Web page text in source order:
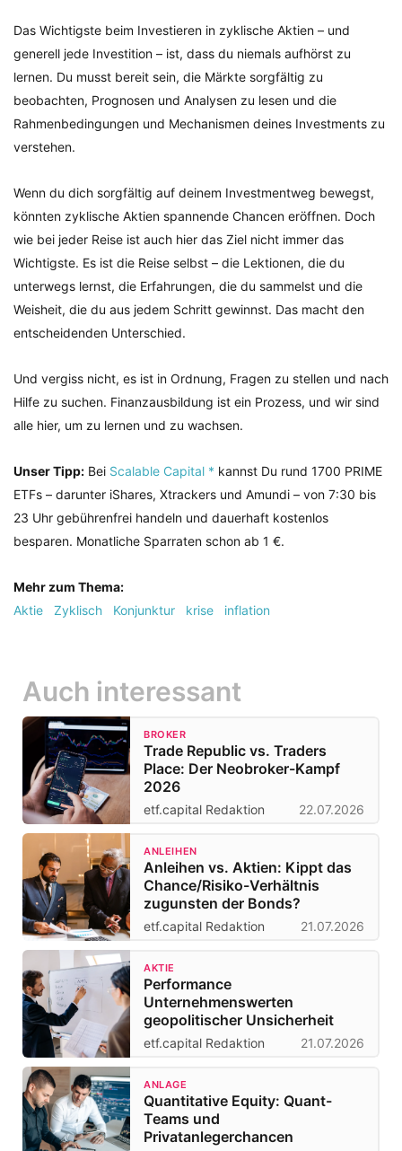
Das Wichtigste beim Investieren in zyklische Aktien – und
generell jede Investition – ist, dass du niemals aufhörst zu
lernen. Du musst bereit sein, die Märkte sorgfältig zu
beobachten, Prognosen und Analysen zu lesen und die
Rahmenbedingungen und Mechanismen deines Investments zu
verstehen.
Wenn du dich sorgfältig auf deinem Investmentweg bewegst,
könnten zyklische Aktien spannende Chancen eröffnen. Doch
wie bei jeder Reise ist auch hier das Ziel nicht immer das
Wichtigste. Es ist die Reise selbst – die Lektionen, die du
unterwegs lernst, die Erfahrungen, die du sammelst und die
Weisheit, die du aus jedem Schritt gewinnst. Das macht den
entscheidenden Unterschied.
Und vergiss nicht, es ist in Ordnung, Fragen zu stellen und nach
Hilfe zu suchen. Finanzausbildung ist ein Prozess, und wir sind
alle hier, um zu lernen und zu wachsen.
Unser Tipp: Bei Scalable Capital * kannst Du rund 1700 PRIME
ETFs – darunter iShares, Xtrackers und Amundi – von 7:30 bis
23 Uhr gebührenfrei handeln und dauerhaft kostenlos
besparen. Monatliche Sparraten schon ab 1 €.
Mehr zum Thema:
Aktie
Zyklisch Konjunktur krise inflation
Auch interessant
BROKER
Trade Republic vs. Traders
Place: Der Neobroker-Kampf
2026
etf.capital Redaktion 22.07.2026
ANLEIHEN
Anleihen vs. Aktien: Kippt das
Chance/Risiko-Verhältnis
zugunsten der Bonds?
etf.capital Redaktion 21.07.2026
AKTIE
Performance
Unternehmenswerten
geopolitischer Unsicherheit
etf.capital Redaktion 21.07.2026
ANLAGE
Quantitative Equity: Quant-
Teams und
Privatanlegerchancen